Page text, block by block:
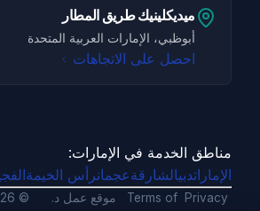
ميديكلينيك طريق المطار
أبوظبي، الإمارات العربية المتحدة
احصل على الاتجاهات
مناطق الخدمة في الإمارات:
الإماراتدبيالشارقةعجمانرأس الخيمة
©
Privacy
Terms of
موقع عمل د.